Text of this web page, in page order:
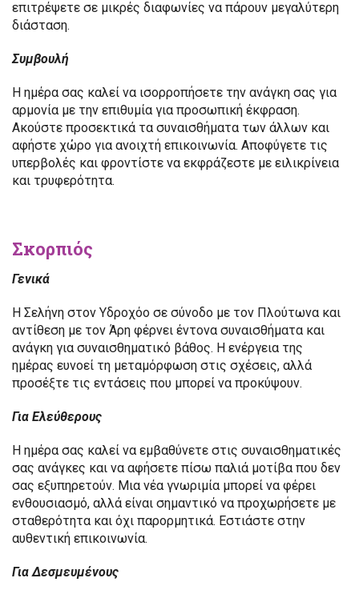
επιτρέψετε σε μικρές διαφωνίες να πάρουν μεγαλύτερη
διάσταση.
Συμβουλή
Η ημέρα σας καλεί να ισορροπήσετε την ανάγκη σας για
αρμονία με την επιθυμία για προσωπική έκφραση.
Ακούστε προσεκτικά τα συναισθήματα των άλλων και
αφήστε χώρο για ανοιχτή επικοινωνία. Αποφύγετε τις
υπερβολές και φροντίστε να εκφράζεστε με ειλικρίνεια
και τρυφερότητα.
Σκορπιός
Γενικά
Η Σελήνη στον Υδροχόο σε σύνοδο με τον Πλούτωνα και
αντίθεση με τον Άρη φέρνει έντονα συναισθήματα και
ανάγκη για συναισθηματικό βάθος. Η ενέργεια της
ημέρας ευνοεί τη μεταμόρφωση στις σχέσεις, αλλά
προσέξτε τις εντάσεις που μπορεί να προκύψουν.
Για Ελεύθερους
Η ημέρα σας καλεί να εμβαθύνετε στις συναισθηματικές
σας ανάγκες και να αφήσετε πίσω παλιά μοτίβα που δεν
σας εξυπηρετούν. Μια νέα γνωριμία μπορεί να φέρει
ενθουσιασμό, αλλά είναι σημαντικό να προχωρήσετε με
σταθερότητα και όχι παρορμητικά. Εστιάστε στην
αυθεντική επικοινωνία.
Για Δεσμευμένους